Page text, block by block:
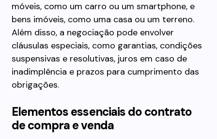
móveis, como um carro ou um smartphone, e
bens imóveis, como uma casa ou um terreno.
Além disso, a negociação pode envolver
cláusulas especiais, como garantias, condições
suspensivas e resolutivas, juros em caso de
inadimplência e prazos para cumprimento das
obrigações.
Elementos essenciais do contrato
de compra e venda